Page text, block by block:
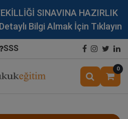
SINAVINA HAZIRLIK
Bilgi Almak İçin Tıklayın
SSS
0